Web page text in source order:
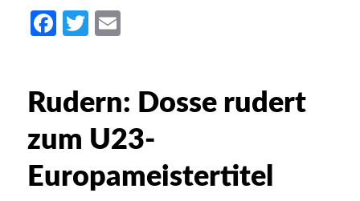
Facebook
Twitter
Rudern: Dosse rudert
zum U23-
Europameistertitel